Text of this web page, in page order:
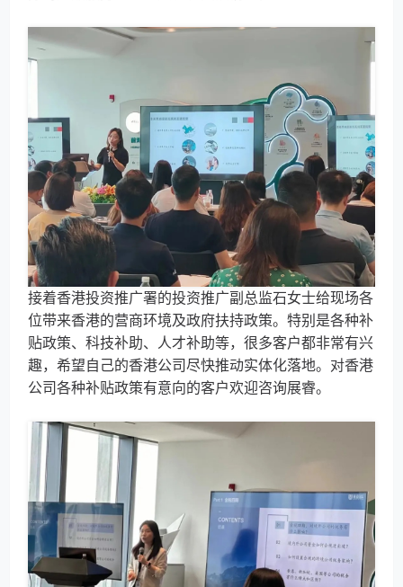
接着香港投资推广署的投资推广副总监石女士给现场各
位带来香港的营商环境及政府扶持政策。特别是各种补
贴政策、科技补助、人才补助等，很多客户都非常有兴
趣，希望自己的香港公司尽快推动实体化落地。对香港
公司各种补贴政策有意向的客户欢迎咨询展睿。